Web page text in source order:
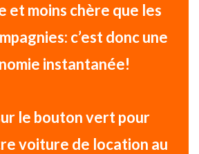
et moins chère que les
c’est donc une
instantanée!
le bouton vert pour
voiture de location au